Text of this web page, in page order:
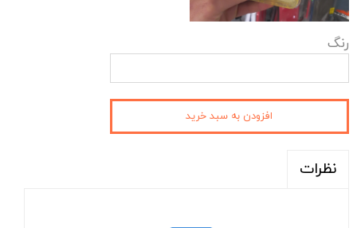
رنگ
افزودن به سبد خرید
نظرات